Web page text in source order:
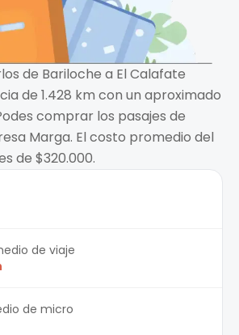
de Bariloche a El Calafate
de 1.428 km con un aproximado
comprar los pasajes de
Marga. El costo promedio del
de $320.000.
de viaje
de micro